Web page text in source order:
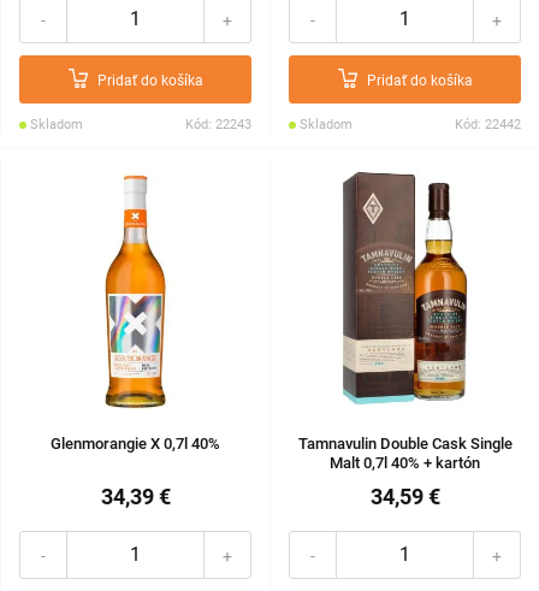
- +
Pridať do košíka
Skladom Kód: 22243
- +
Pridať do košíka
Skladom Kód: 22442
Glenmorangie X 0,7l 40%
34,39 €
- +
Tamnavulin Double Cask Single
Malt 0,7l 40% + kartón
34,59 €
- +